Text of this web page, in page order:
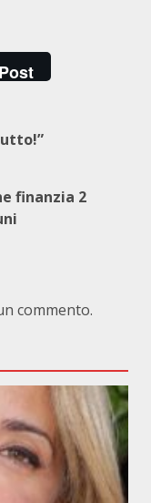
Post
finanzia 2
commento.